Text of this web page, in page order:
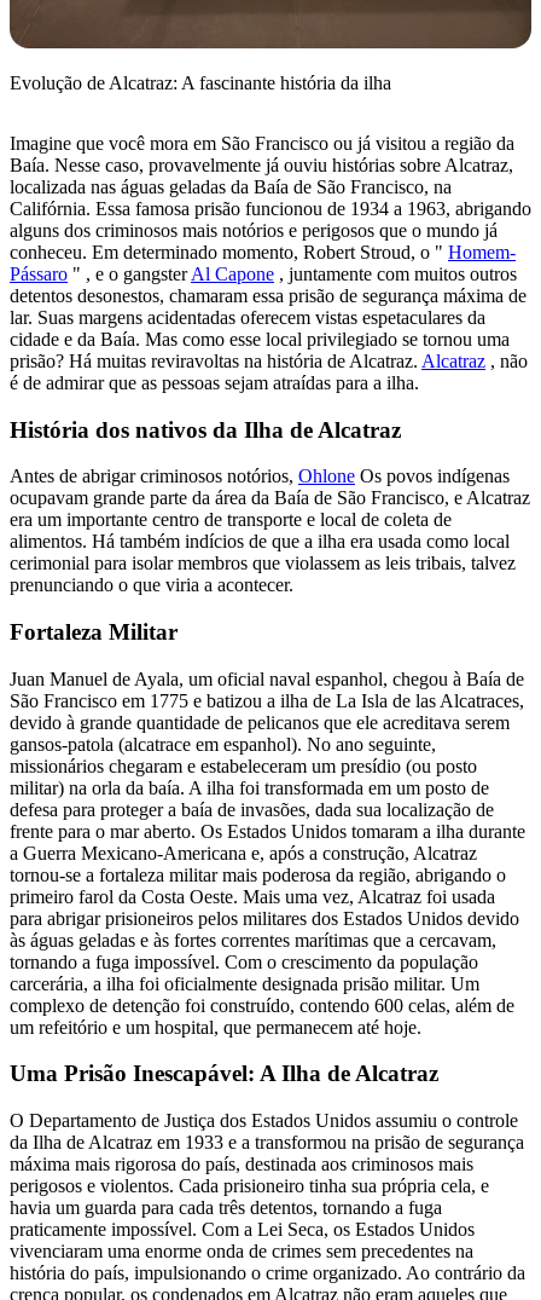
Evolução de Alcatraz: A fascinante história da ilha
Imagine que você mora em São Francisco ou já visitou a região da
Baía. Nesse caso, provavelmente já ouviu histórias sobre Alcatraz,
localizada nas águas geladas da Baía de São Francisco, na
Califórnia. Essa famosa prisão funcionou de 1934 a 1963, abrigando
alguns dos criminosos mais notórios e perigosos que o mundo já
conheceu. Em determinado momento, Robert Stroud, o " Homem-
Pássaro " , e o gangsterAl Capone , juntamente com muitos outros
detentos desonestos, chamaram essa prisão de segurança máxima de
lar. Suas margens acidentadas oferecem vistas espetaculares da
cidade e da Baía. Mas como esse local privilegiado se tornou uma
prisão? Há muitas reviravoltas na história de Alcatraz. Alcatraz , não
é de admirar que as pessoas sejam atraídas para a ilha.
História dos nativos da Ilha de Alcatraz
Antes de abrigar criminosos notórios, Ohlone Os povos indígenas
ocupavam grande parte da área da Baía de São Francisco, e Alcatraz
era um importante centro de transporte e local de coleta de
alimentos. Há também indícios de que a ilha era usada como local
cerimonial para isolar membros que violassem as leis tribais, talvez
prenunciando o que viria a acontecer.
Fortaleza Militar
Juan Manuel de Ayala, um oficial naval espanhol, chegou à Baía de
São Francisco em 1775 e batizou a ilha de La Isla de las Alcatraces,
devido à grande quantidade de pelicanos que ele acreditava serem
gansos-patola (alcatrace em espanhol). No ano seguinte,
missionários chegaram e estabeleceram um presídio (ou posto
militar) na orla da baía. A ilha foi transformada em um posto de
defesa para proteger a baía de invasões, dada sua localização de
frente para o mar aberto. Os Estados Unidos tomaram a ilha durante
a Guerra Mexicano-Americana e, após a construção, Alcatraz
tornou-se a fortaleza militar mais poderosa da região, abrigando o
primeiro farol da Costa Oeste. Mais uma vez, Alcatraz foi usada
para abrigar prisioneiros pelos militares dos Estados Unidos devido
às águas geladas e às fortes correntes marítimas que a cercavam,
tornando a fuga impossível. Com o crescimento da população
carcerária, a ilha foi oficialmente designada prisão militar. Um
complexo de detenção foi construído, contendo 600 celas, além de
um refeitório e um hospital, que permanecem até hoje.
Uma Prisão Inescapável: A Ilha de Alcatraz
O Departamento de Justiça dos Estados Unidos assumiu o controle
da Ilha de Alcatraz em 1933 e a transformou na prisão de segurança
máxima mais rigorosa do país, destinada aos criminosos mais
perigosos e violentos. Cada prisioneiro tinha sua própria cela, e
havia um guarda para cada três detentos, tornando a fuga
praticamente impossível. Com a Lei Seca, os Estados Unidos
vivenciaram uma enorme onda de crimes sem precedentes na
história do país, impulsionando o crime organizado. Ao contrário da
crença popular, os condenados em Alcatraz não eram aqueles que